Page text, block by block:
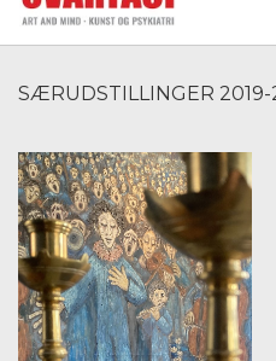
SÆRUDSTILLINGER 2019-